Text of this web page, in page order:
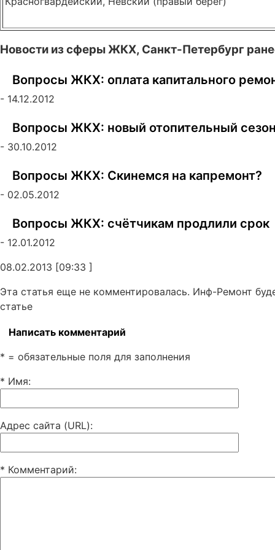
Новости из сферы ЖКХ, Санкт-Петербург
Вопросы ЖКХ: оплата капитального
- 14.12.2012
Вопросы ЖКХ: новый отопительный
- 30.10.2012
Вопросы ЖКХ: Скинемся на капремонт?
- 02.05.2012
Вопросы ЖКХ: счётчикам продлили срок
- 12.01.2012
08.02.2013 [09:33 ]
Эта статья еще не комментировалась. Инф-Ремонт
статье
Написать комментарий
* = обязательные поля для заполнения
* Имя:
Адрес сайта (URL):
* Комментарий: